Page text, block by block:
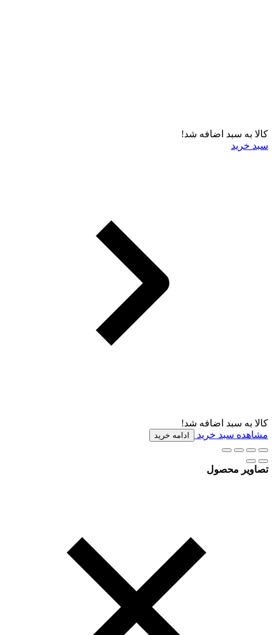
کالا به سبد اضافه شد!
سبد خرید
کالا به سبد اضافه شد!
مشاهده سبد خرید
ادامه خرید
تصاویر محصول